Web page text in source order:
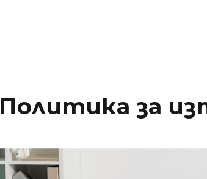
Политика за